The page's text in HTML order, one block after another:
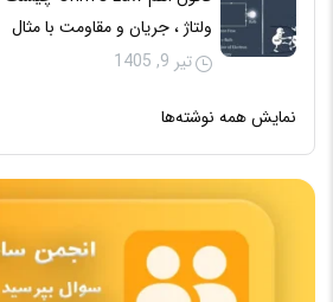
ولتاژ ، جریان و مقاومت با مثال
تیر 9, 1405
نمایش همه نوشته‌ها